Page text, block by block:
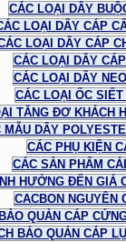
CÁC LOẠI DÂY
LOẠI DÂY CÁP
LOẠI DÂY CÁP
CÁC LOẠI DÂY
CÁC LOẠI DÂY
CÁC LOẠI ỐC SIẾT
TĂNG ĐƠ KHÁCH
MẪU DÂY
CÁC PHỤ KIỆN
CÁC SẢN PHẨM
HƯỞNG ĐẾN GIÁ
CACBON NGUYÊN
QUẢN CÁP
BẢO QUẢN CÁP